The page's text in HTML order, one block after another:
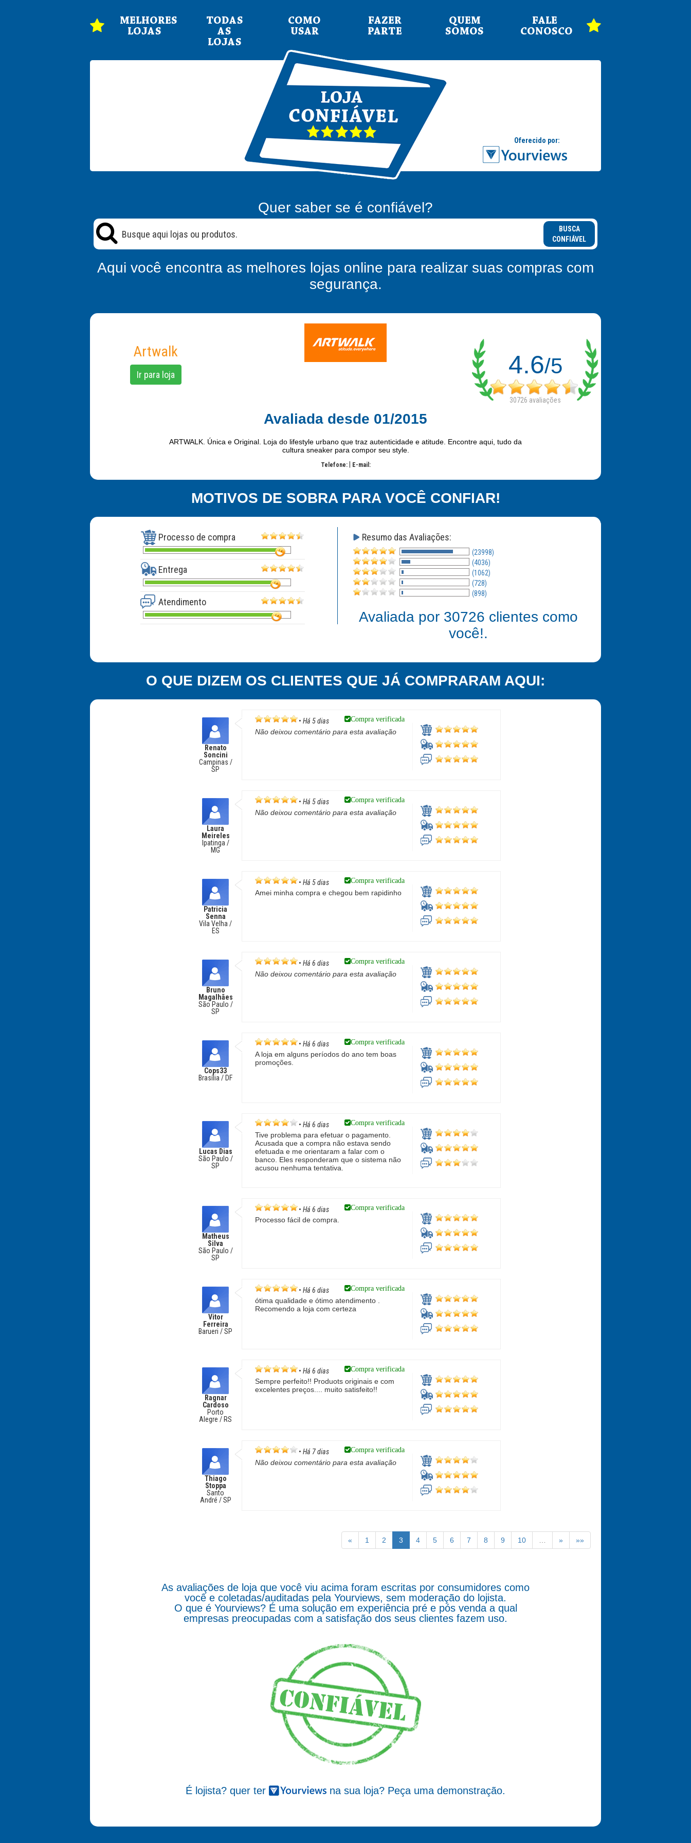
MELHORES
LOJAS
TODAS
AS
LOJAS
COMO
USAR
FAZER
PARTE
QUEM
SOMOS
FALE
CONOSCO
Quer saber se é confiável?
BUSCA
CONFIÁVEL
Aqui você encontra as melhores lojas online para realizar suas compras com
segurança.
Artwalk
Ir para loja 4.6/5
30726 avaliações
Avaliada desde 01/2015
ARTWALK. Única e Original. Loja do lifestyle urbano que traz autenticidade e atitude. Encontre aqui, tudo da
cultura sneaker para compor seu style.
Telefone: E-mail:
MOTIVOS DE SOBRA PARA VOCÊ CONFIAR!
Processo de compra
Entrega
Atendimento
Resumo das Avaliações:
(23998)
(4036)
(1062)
(728)
(898)
Avaliada por 30726 clientes como
você!.
O QUE DIZEM OS CLIENTES QUE JÁ COMPRARAM AQUI:
Renato
Soncini
Campinas /
SP
• Há 5 dias Compra verificada
Não deixou comentário para esta avaliação
Laura
Meireles
Ipatinga /
MG
• Há 5 dias Compra verificada
Não deixou comentário para esta avaliação
Patricia
Senna
Vila Velha /
ES
• Há 5 dias Compra verificada
Amei minha compra e chegou bem rapidinho
Bruno
Magalhães
São Paulo /
SP
• Há 6 dias Compra verificada
Não deixou comentário para esta avaliação
Cops33
Brasília / DF
• Há 6 dias Compra verificada
A loja em alguns períodos do ano tem boas
promoções.
Lucas Dias
São Paulo /
SP
• Há 6 dias Compra verificada
Tive problema para efetuar o pagamento.
Acusada que a compra não estava sendo
efetuada e me orientaram a falar com o
banco. Eles responderam que o sistema não
acusou nenhuma tentativa.
Matheus
Silva
São Paulo /
SP
• Há 6 dias Compra verificada
Processo fácil de compra.
Vitor
Ferreira
Barueri / SP
• Há 6 dias Compra verificada
ótima qualidade e ótimo atendimento .
Recomendo a loja com certeza
Ragnar
Cardoso
Porto
Alegre / RS
• Há 6 dias Compra verificada
Sempre perfeito!! Produots originais e com
excelentes preços.... muito satisfeito!!
Thiago
Stoppa
Santo
André / SP
• Há 7 dias Compra verificada
Não deixou comentário para esta avaliação
« 1 2 3 4 5 6 7 8 9 10 » »»
As avaliações de loja que você viu acima foram escritas por consumidores como
você e coletadas/auditadas pela Yourviews, sem moderação do lojista.
O que é Yourviews? É uma solução em experiência pré e pós venda a qual
empresas preocupadas com a satisfação dos seus clientes fazem uso.
É lojista? quer ter na sua loja? Peça uma demonstração.